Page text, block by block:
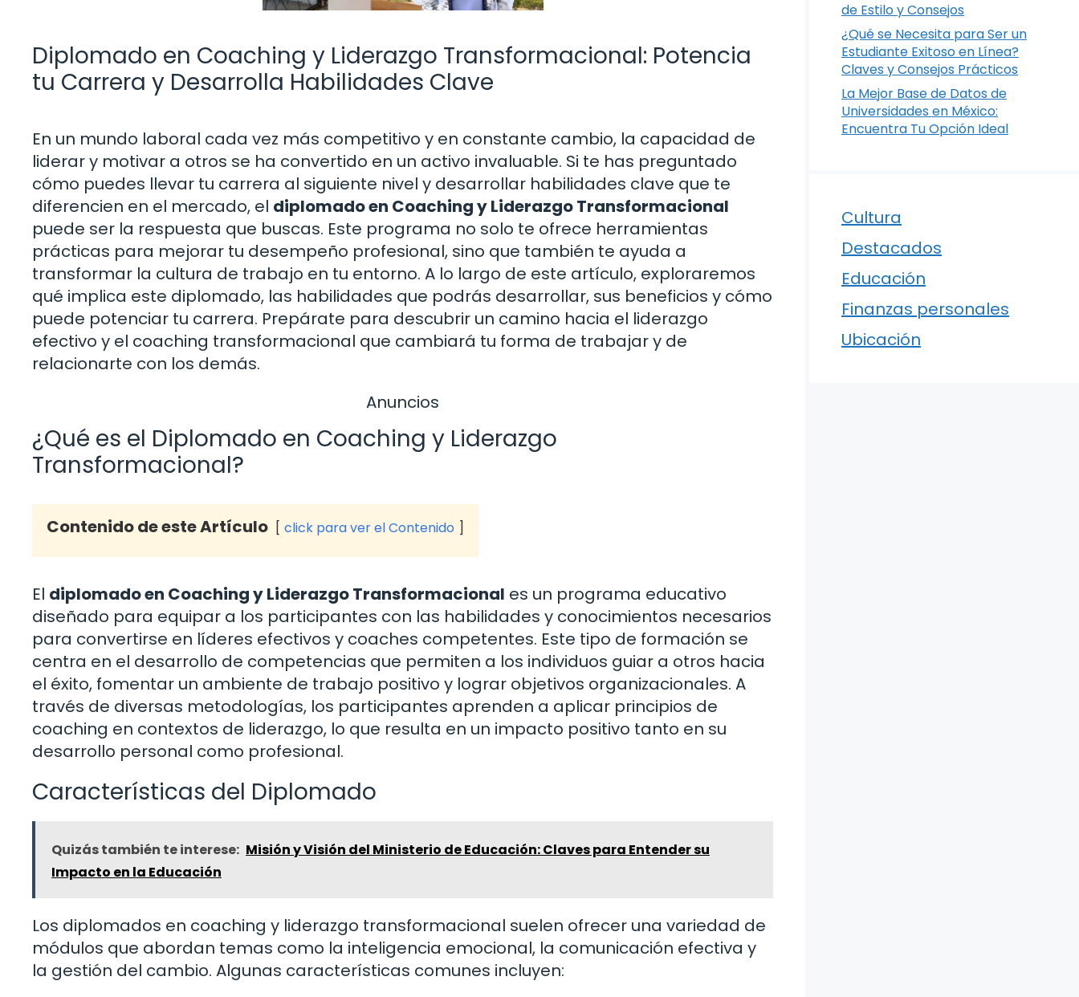
Diplomado en Coaching y Liderazgo Transformacional: Potencia
tu Carrera y Desarrolla Habilidades Clave
En un mundo laboral cada vez más competitivo y en constante cambio, la capacidad de
liderar y motivar a otros se ha convertido en un activo invaluable. Si te has preguntado
cómo puedes llevar tu carrera al siguiente nivel y desarrollar habilidades clave que te
diferencien en el mercado, el diplomado en Coaching y Liderazgo Transformacional
puede ser la respuesta que buscas. Este programa no solo te ofrece herramientas
prácticas para mejorar tu desempeño profesional, sino que también te ayuda a
transformar la cultura de trabajo en tu entorno. A lo largo de este artículo, exploraremos
qué implica este diplomado, las habilidades que podrás desarrollar, sus beneficios y cómo
puede potenciar tu carrera. Prepárate para descubrir un camino hacia el liderazgo
efectivo y el coaching transformacional que cambiará tu forma de trabajar y de
relacionarte con los demás.
Anuncios
¿Qué es el Diplomado en Coaching y Liderazgo
Transformacional?
Contenido de este Artículo click para ver el Contenido
El diplomado en Coaching y Liderazgo Transformacional es un programa educativo
diseñado para equipar a los participantes con las habilidades y conocimientos necesarios
para convertirse en líderes efectivos y coaches competentes. Este tipo de formación se
centra en el desarrollo de competencias que permiten a los individuos guiar a otros hacia
el éxito, fomentar un ambiente de trabajo positivo y lograr objetivos organizacionales. A
través de diversas metodologías, los participantes aprenden a aplicar principios de
coaching en contextos de liderazgo, lo que resulta en un impacto positivo tanto en su
desarrollo personal como profesional.
Características del Diplomado
Quizás también te interese: Misión y Visión del Ministerio de Educación: Claves para Entender su
Impacto en la Educación
Los diplomados en coaching y liderazgo transformacional suelen ofrecer una variedad de
módulos que abordan temas como la inteligencia emocional, la comunicación efectiva y
la gestión del cambio. Algunas características comunes incluyen:
de Estilo y Consejos
¿Qué se Necesita para Ser un
Estudiante Exitoso en Línea?
Claves y Consejos Prácticos
La Mejor Base de Datos de
Universidades en México:
Encuentra Tu Opción Ideal
Cultura
Destacados
Educación
Finanzas personales
Ubicación